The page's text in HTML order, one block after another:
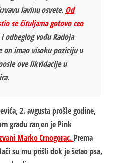
lavinu osvete. Od
se čituljama gotovo ceo
odbeglog vođu Radoja
on imao visoku poziciju u
ove likvidacije u
2. avgusta prošle godine,
gradu ranjen je Pink
Marko Crnogorac. Prema
su mu prišli dok je šetao psa,